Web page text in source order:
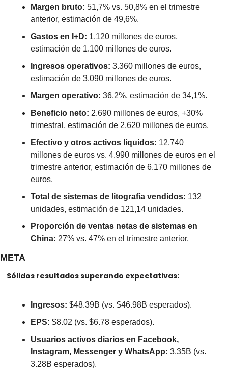
Margen bruto: 51,7% vs. 50,8% en el trimestre
anterior, estimación de 49,6%.
Gastos en I+D: 1.120 millones de euros,
estimación de 1.100 millones de euros.
Ingresos operativos: 3.360 millones de euros,
estimación de 3.090 millones de euros.
Margen operativo: 36,2%, estimación de 34,1%.
Beneficio neto: 2.690 millones de euros, +30%
trimestral, estimación de 2.620 millones de euros.
Efectivo y otros activos líquidos: 12.740
millones de euros vs. 4.990 millones de euros en el
trimestre anterior, estimación de 6.170 millones de
euros.
Total de sistemas de litografía vendidos: 132
unidades, estimación de 121,14 unidades.
Proporción de ventas netas de sistemas en
China: 27% vs. 47% en el trimestre anterior.
META
Sólidos resultados superando expectativas:
Ingresos: $48.39B (vs. $46.98B esperados).
EPS: $8.02 (vs. $6.78 esperados).
Usuarios activos diarios en Facebook,
Instagram, Messenger y WhatsApp: 3.35B (vs.
3.28B esperados).